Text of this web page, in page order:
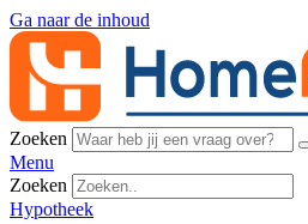
Ga naar de inhoud
Zoeken
Menu
Zoeken
Hypotheek